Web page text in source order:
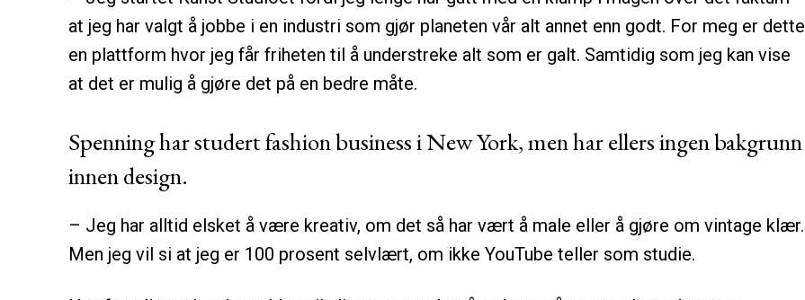
at jeg har valgt å jobbe i en industri som gjør planeten vår alt annet enn godt. For meg er dette
en plattform hvor jeg får friheten til å understreke alt som er galt. Samtidig som jeg kan vise
at det er mulig å gjøre det på en bedre måte.
Spenning har studert fashion business i New York, men har ellers ingen bakgrunn
innen design.
– Jeg har alltid elsket å være kreativ, om det så har vært å male eller å gjøre om vintage klær.
Men jeg vil si at jeg er 100 prosent selvlært, om ikke YouTube teller som studie.